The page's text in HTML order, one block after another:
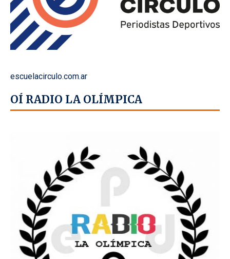
escuelacirculo.com.ar
OÍ RADIO LA OLÍMPICA